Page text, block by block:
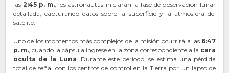
las2:45 p. m., los astronautas iniciarán la fase de observación lunar
detallada, capturando datos sobre la superficie y la atmósfera del
satélite.
Uno de los momentos más complejos de la misión ocurrirá a las 6:47
p. m., cuando la cápsula ingrese en la zona correspondiente a la cara
oculta de la Luna. Durante este periodo, se estima una pérdida
total de señal con los centros de control en la Tierra por un lapso de